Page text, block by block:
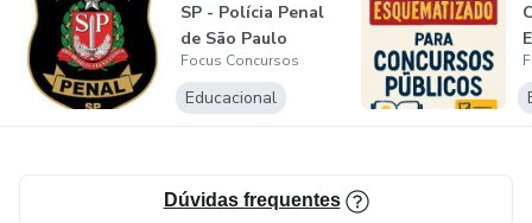
SP - Polícia Penal
de São Paulo
Focus Concursos
Educacional
Dúvidas frequentes